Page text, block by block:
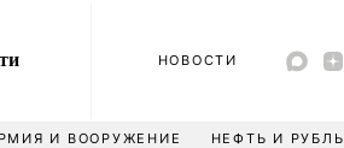
НОВОСТИ
И ВООРУЖЕНИЕ НЕФТЬ И РУБЛЬ